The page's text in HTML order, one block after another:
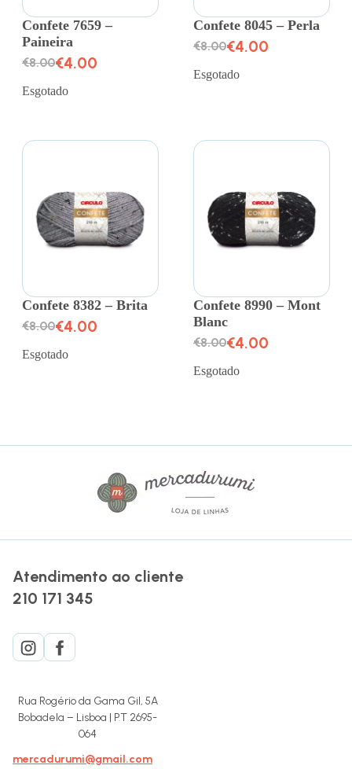
Confete 7659 –
Paineira
€8.00€4.00
Esgotado
Confete 8045 – Perla
€8.00€4.00
Esgotado
Confete 8382 – Brita
€8.00€4.00
Esgotado
Confete 8990 – Mont
Blanc
€8.00€4.00
Esgotado
Atendimento ao cliente
210 171 345
Rua Rogério da Gama Gil, 5A
Bobadela – Lisboa | PT 2695-
064
mercadurumi@gmail.com